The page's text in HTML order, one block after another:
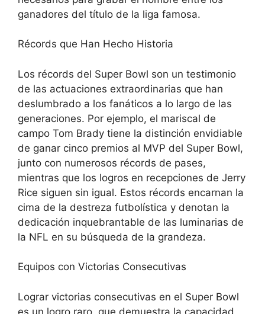
ganadores del título de la liga famosa.
Récords que Han Hecho Historia
Los récords del Super Bowl son un testimonio
de las actuaciones extraordinarias que han
deslumbrado a los fanáticos a lo largo de las
generaciones. Por ejemplo, el mariscal de
campo Tom Brady tiene la distinción envidiable
de ganar cinco premios al MVP del Super Bowl,
junto con numerosos récords de pases,
mientras que los logros en recepciones de Jerry
Rice siguen sin igual. Estos récords encarnan la
cima de la destreza futbolística y denotan la
dedicación inquebrantable de las luminarias de
la NFL en su búsqueda de la grandeza.
Equipos con Victorias Consecutivas
Lograr victorias consecutivas en el Super Bowl
es un logro raro, que demuestra la capacidad